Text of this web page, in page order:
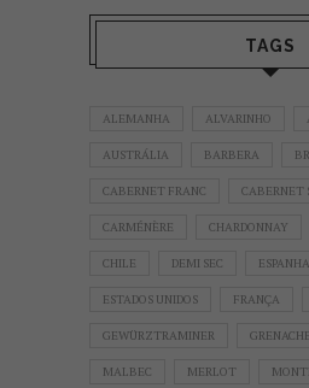
TAGS
ALEMANHA ALVARINHO
AUSTRÁLIA BARBERA
CABERNET FRANC CABERNET
CARMÉNÈRE CHARDONNAY
CHILE DEMI SEC ESPANHA
ESTADOS UNIDOS FRANÇA
GEWÜRZTRAMINER GRENACHE
MALBEC MERLOT